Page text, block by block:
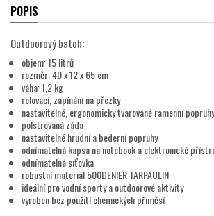
POPIS
Outdoorový batoh:
objem: 15 litrů
rozměr: 40 x 12 x 65 cm
váha: 1,2 kg
rolovací, zapínání na přezky
nastavitelné, ergonomicky tvarované ramenní popruhy
polstrovaná záda
nastavitelné hrudní a bederní popruhy
odnímatelná kapsa na notebook a elektronické
odnímatelná síťovka
robustní materiál 500DENIER TARPAULIN
ideální pro vodní sporty a outdoorové aktivity
vyroben bez použití chemických příměsí